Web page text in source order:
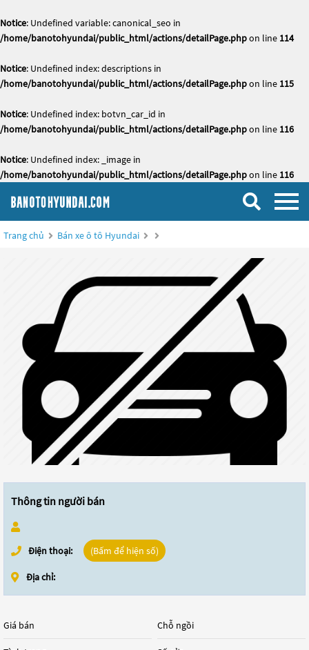
Notice: Undefined variable: canonical_seo in
/home/banotohyundai/public_html/actions/detailPage.phpon line 114
Notice: Undefined index: descriptions in
/home/banotohyundai/public_html/actions/detailPage.phpon line 115
Notice: Undefined index: botvn_car_id in
/home/banotohyundai/public_html/actions/detailPage.phpon line 116
Notice: Undefined index: _image in
/home/banotohyundai/public_html/actions/detailPage.phpon line 116
Trang chủ Bán xe ô tô Hyundai
Thông tin người bán
Điện thoại: (Bấm để hiện số)
Địa chỉ:
Giá bán Chỗ ngồi